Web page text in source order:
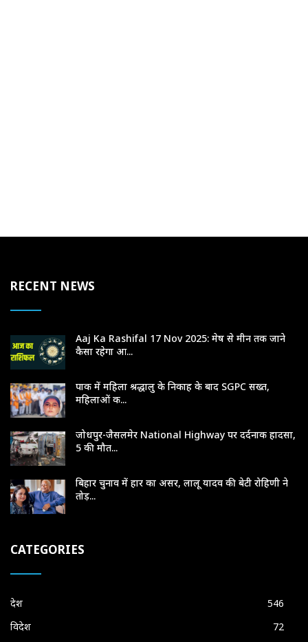
RECENT NEWS
Aaj Ka Rashifal 17 Nov 2025: मेष से मीन तक जाने
कैसा रहेगा आ...
पाक में महिला श्रद्धालु के निकाह के बाद SGPC सख्त,
महिलाओं क...
जोधपुर-जैसलमेर National Highway पर दर्दनाक हादसा,
5 की मौत...
बिहार चुनाव में हार का असर, लालू यादव की बेटी रोहिणी ने
तोड़...
CATEGORIES
देश
546
विदेश
72